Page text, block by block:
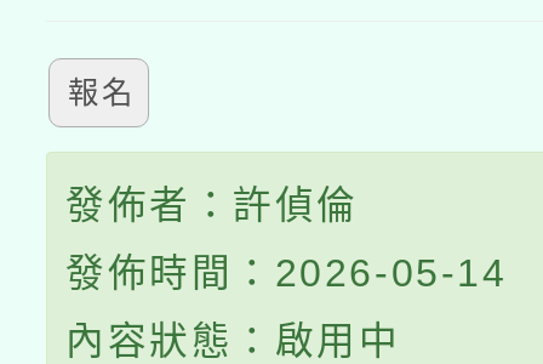
報名
發佈者：許偵倫
發佈時間：2026-05-14
內容狀態：啟用中